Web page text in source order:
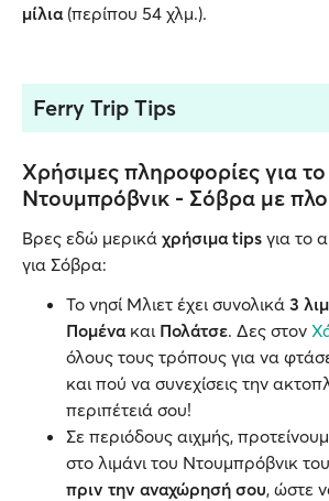
μίλια(περίπου 54 χλμ.).
Ferry Trip Tips
Χρήσιμες πληροφορίες για το
Ντουμπρόβνικ - Σόβρα με
Βρες εδώ μερικά χρήσιμα tips για το
για Σόβρα:
Το νησί Μλιετ έχει συνολικά 3
Πομένα και Πολάτσε. Δες στον
όλους τους τρόπους για να
και πού να συνεχίσεις την
περιπέτειά σου!
Σε περιόδους αιχμής,
στο λιμάνι του Ντουμπρόβνικ
πριν την αναχώρησή σου, ώστε